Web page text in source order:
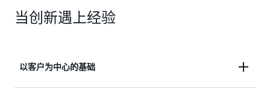
当创新遇上经验
以客户为中心的基础